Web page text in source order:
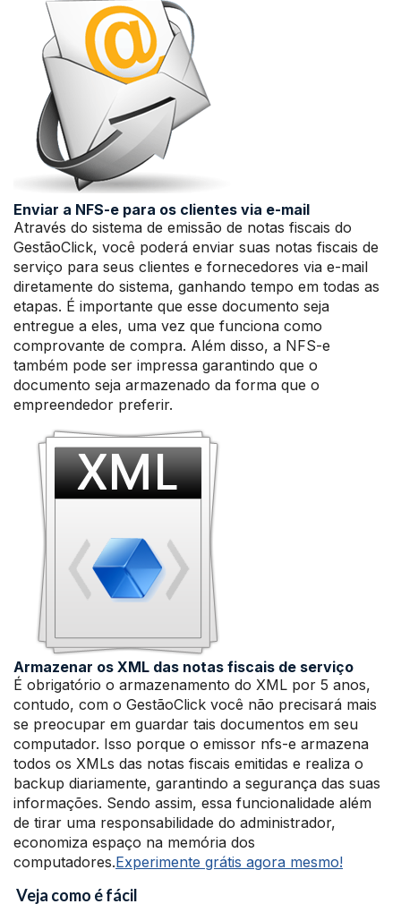
Enviar a NFS-e para os clientes via e-mail
Através do sistema de emissão de notas fiscais do
GestãoClick, você poderá enviar suas notas fiscais de
serviço para seus clientes e fornecedores via e-mail
diretamente do sistema, ganhando tempo em todas as
etapas. É importante que esse documento seja
entregue a eles, uma vez que funciona como
comprovante de compra. Além disso, a NFS-e
também pode ser impressa garantindo que o
documento seja armazenado da forma que o
empreendedor preferir.
Armazenar os XML das notas fiscais de serviço
É obrigatório o armazenamento do XML por 5 anos,
contudo, com o GestãoClick você não precisará mais
se preocupar em guardar tais documentos em seu
computador. Isso porque o emissor nfs-e armazena
todos os XMLs das notas fiscais emitidas e realiza o
backup diariamente, garantindo a segurança das suas
informações. Sendo assim, essa funcionalidade além
de tirar uma responsabilidade do administrador,
economiza espaço na memória dos
computadores.Experimente grátis agora mesmo!
Veja como é fácil